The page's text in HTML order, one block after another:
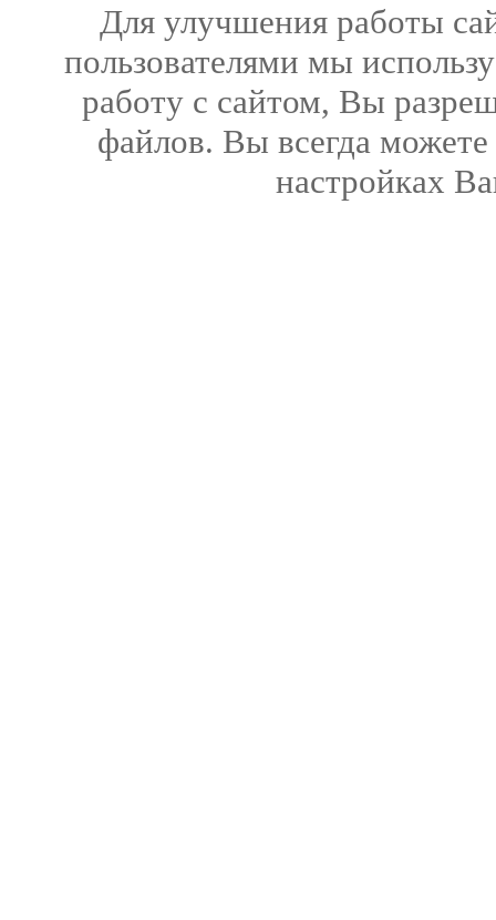
Для улучшения работы
пользователями мы
работу с сайтом, Вы
файлов. Вы всегда
настройках